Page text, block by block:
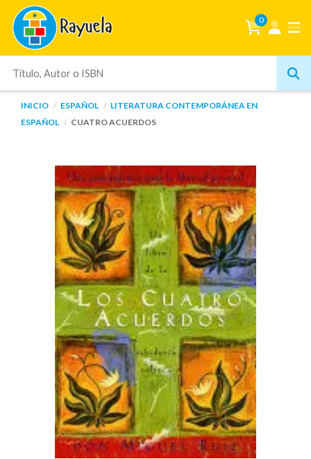
0
INICIO ESPAÑOL
LITERATURA CONTEMPORÁNEA EN
ESPAÑOL
CUATRO ACUERDOS